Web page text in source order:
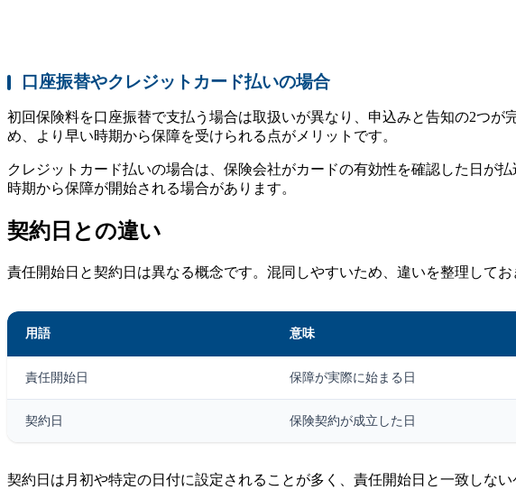
口座振替やクレジットカード払いの場合
初回保険料を口座振替で支払う場合は取扱いが異なり、申込みと告知の2つ
め、より早い時期から保障を受けられる点がメリットです。
クレジットカード払いの場合は、保険会社がカードの有効性を確認した日が
時期から保障が開始される場合があります。
契約日との違い
責任開始日と契約日は異なる概念です。混同しやすいため、違いを整理してお
用語 意味
責任開始日 保障が実際に始まる日
契約日 保険契約が成立した日
契約日は月初や特定の日付に設定されることが多く、責任開始日と一致しな